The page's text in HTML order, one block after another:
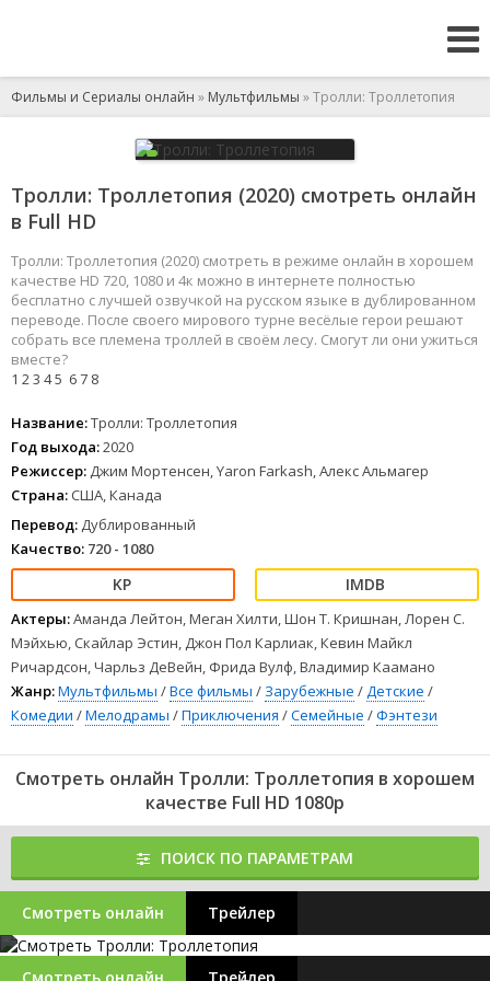
Фильмы и Сериалы онлайн » Мультфильмы » Тролли: Троллетопия
Тролли: Троллетопия (2020) смотреть онлайн
в Full HD
Тролли: Троллетопия (2020) смотреть в режиме онлайн в хорошем
качестве HD 720, 1080 и 4к можно в интернете полностью
бесплатно с лучшей озвучкой на русском языке в дублированном
переводе. После своего мирового турне весёлые герои решают
собрать все племена троллей в своём лесу. Смогут ли они ужиться
вместе?
1 23 45 67 8
Название:Тролли: Троллетопия
Год выхода:2020
Режиссер: Джим Мортенсен, Yaron Farkash, Алекс Альмагер
Страна: США, Канада
Перевод: Дублированный
Качество: 720 - 1080
Актеры:Аманда Лейтон, Меган Хилти, Шон Т. Кришнан, Лорен С.
Мэйхью, Скайлар Эстин, Джон Пол Карлиак, Кевин Майкл
Ричардсон, Чарльз ДеВейн, Фрида Вулф, Владимир Каамано
Жанр:Мультфильмы /Все фильмы / Зарубежные /Детские /
Комедии /Мелодрамы /Приключения /Семейные /Фэнтези
Смотреть онлайн Тролли: Троллетопия в хорошем
качестве Full HD 1080p
ПОИСК ПО ПАРАМЕТРАМ
Смотреть онлайн Трейлер